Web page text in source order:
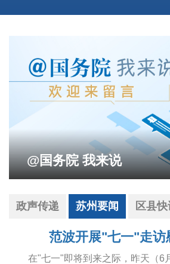
国务院 我来说
政声传递 苏州要闻 区县
范波开展"七一"走访
在"七一"即将到来之际，昨天（6